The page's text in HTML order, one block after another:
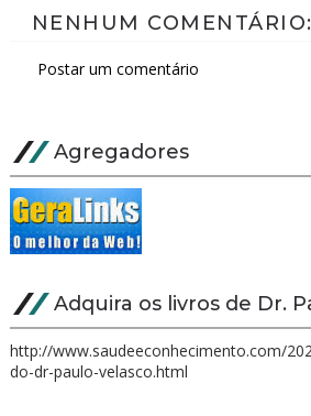
NENHUM COMENTÁRIO:
Postar um comentário
Agregadores
Adquira os livros de Dr.
http://www.saudeeconhecimento.com/
do-dr-paulo-velasco.html